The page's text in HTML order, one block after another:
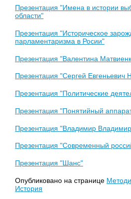
Презентация "Имена в истории
области"
Презентация "Историческое
парламентаризма в Росии"
Презентация "Валентина
Презентация "Сергей Евгеньевич
Презентация "Политические
Презентация "Понятийный
Презентация "Владимир
Презентация "Современный
Презентация "Шанс"
Опубликовано на странице
История